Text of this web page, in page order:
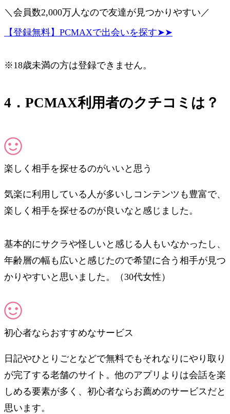
＼会員数2,000万人なので友達が見つかりやすい／
【登録無料】PCMAXで出会いを探す➤➤
※18歳未満の方は登録できません。
4．PCMAX利用者のクチコミは？
楽しく相手を探せるのがいいと思う
気楽に利用している人が多いしコンテンツも豊富で、
楽しく相手を探せるのが良いなと感じました。
基本的にサクラや怪しいと感じる人もいなかったし、
年齢層の幅も広いと感じたので希望に合う相手が見つ
かりやすいと思いました。（30代女性）
初心者ならおすすめなサービス
日記やひとりごとなどで無料でもそれなりにやり取り
が完了する老舗のサイト。他のアプリよりは会話を楽
しめる要素が多く、初心者ならお薦めのサービスだと
思います。